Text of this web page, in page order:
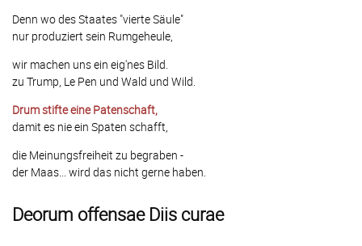
Denn wo des Staates "vierte Säule"
nur produziert sein Rumgeheule,
wir machen uns ein eig'nes Bild.
zu Trump, Le Pen und Wald und Wild.
Drum stifte eine Patenschaft,
damit es nie ein Spaten schafft,
die Meinungsfreiheit zu begraben -
der Maas... wird das nicht gerne haben.
Deorum offensae Diis curae